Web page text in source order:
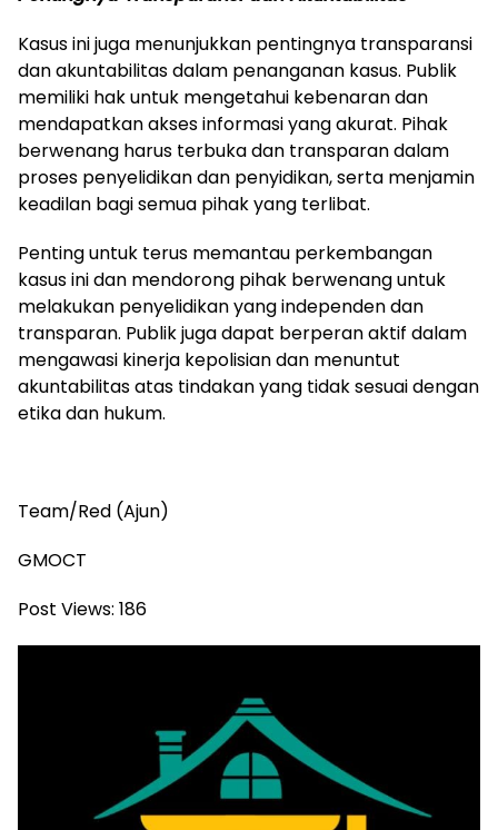
Kasus ini juga menunjukkan pentingnya transparansi
dan akuntabilitas dalam penanganan kasus. Publik
memiliki hak untuk mengetahui kebenaran dan
mendapatkan akses informasi yang akurat. Pihak
berwenang harus terbuka dan transparan dalam
proses penyelidikan dan penyidikan, serta menjamin
keadilan bagi semua pihak yang terlibat.
Penting untuk terus memantau perkembangan
kasus ini dan mendorong pihak berwenang untuk
melakukan penyelidikan yang independen dan
transparan. Publik juga dapat berperan aktif dalam
mengawasi kinerja kepolisian dan menuntut
akuntabilitas atas tindakan yang tidak sesuai dengan
etika dan hukum.
Team/Red (Ajun)
GMOCT
Post Views: 186